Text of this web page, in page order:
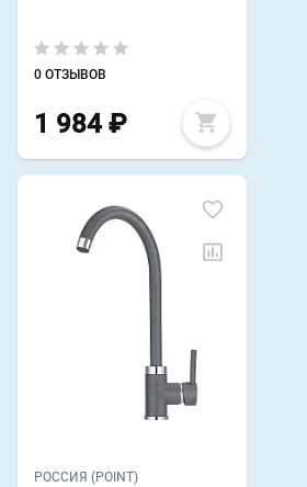
0 ОТЗЫВОВ
1 984 ₽
РОССИЯ (POINT)